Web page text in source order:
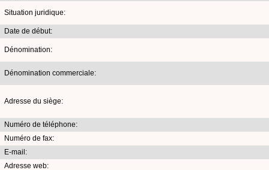
Situation juridique:
Date de début:
Dénomination:
Dénomination commerciale:
Adresse du siège:
Numéro de téléphone:
Numéro de fax:
E-mail:
Adresse web: